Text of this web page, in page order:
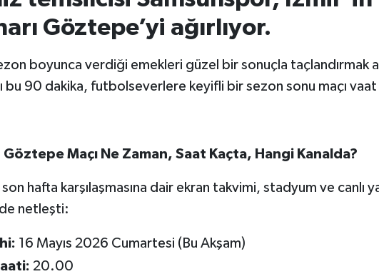
Göztepe’yi ağırlıyor.
boyunca verdiği emekleri güzel bir sonuçla taçlandırmak
bu 90 dakika, futbolseverlere keyifli bir sezon sonu maçı vaat
Maçı Ne Zaman, Saat Kaçta, Hangi Kanalda?
hafta karşılaşmasına dair ekran takvimi, stadyum ve canlı
netleşti:
16 Mayıs 2026 Cumartesi (Bu Akşam)
20.00